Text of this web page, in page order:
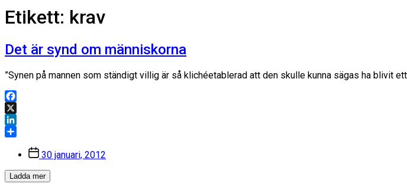
Etikett: krav
Det är synd om människorna
”Synen på mannen som ständigt villig är så klichéetablerad att den skulle kunna sägas ha blivit
Facebook
X
LinkedIn
Inläggsdatum
30 januari, 2012
Ladda mer